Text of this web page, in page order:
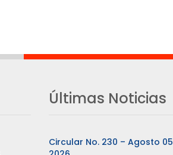
Últimas Noticias
Circular No. 230 – Agosto